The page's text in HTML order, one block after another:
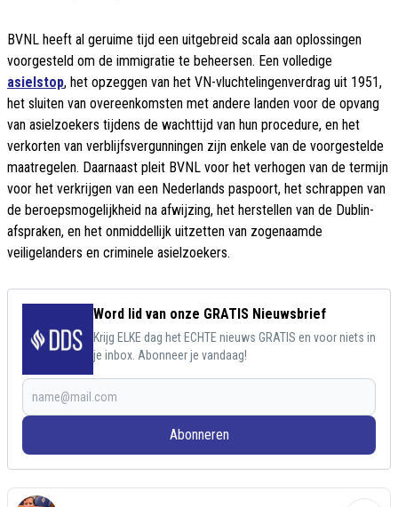
BVNL heeft al geruime tijd een uitgebreid scala aan oplossingen
voorgesteld om de immigratie te beheersen. Een volledige
asielstop, het opzeggen van het VN-vluchtelingenverdrag uit 1951,
het sluiten van overeenkomsten met andere landen voor de opvang
van asielzoekers tijdens de wachttijd van hun procedure, en het
verkorten van verblijfsvergunningen zijn enkele van de voorgestelde
maatregelen. Daarnaast pleit BVNL voor het verhogen van de termijn
voor het verkrijgen van een Nederlands paspoort, het schrappen van
de beroepsmogelijkheid na afwijzing, het herstellen van de Dublin-
afspraken, en het onmiddellijk uitzetten van zogenaamde
veiligelanders en criminele asielzoekers.
Word lid van onze GRATIS Nieuwsbrief
Krijg ELKE dag het ECHTE nieuws GRATIS en voor niets in
je inbox. Abonneer je vandaag!
Abonneren